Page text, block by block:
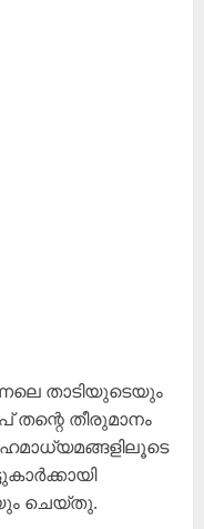
താടിയുടെയും
തന്റെ തീരുമാനം
ചെയ്തു.